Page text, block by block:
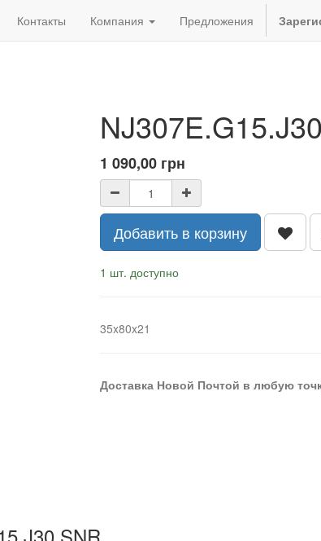
Контакты Компания Предложения
1 090,00 грн
Добавить в корзину
1 шт. доступно
35x80x21
Доставка Новой Почтой в любую